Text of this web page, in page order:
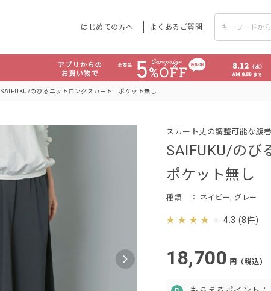
はじめての方へ よくあるご質問
SAIFUKU/のびるニットロングスカート ポケット無し
SAIFUKU/の
ポケット無し
スカート丈の調整可能な腹
種類 ： ネイビー, グレー
4.3 (8件)
18,700 円（税込）